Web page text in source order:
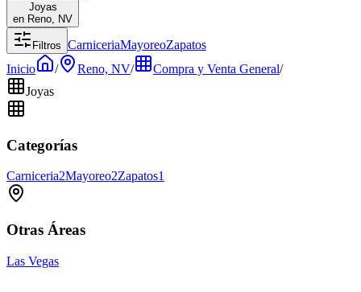
Joyas
en Reno, NV
Filtros CarniceriaMayoreoZapatos
Inicio
/ Reno, NV/ Compra y Venta General/
Joyas
Categorías
Carniceria2Mayoreo2Zapatos1
Otras Áreas
Las Vegas